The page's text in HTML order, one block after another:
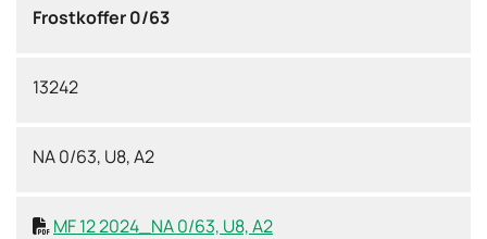
Frostkoffer 0/63
13242
NA 0/63, U8, A2
 MF 12 2024_NA 0/63, U8, A2